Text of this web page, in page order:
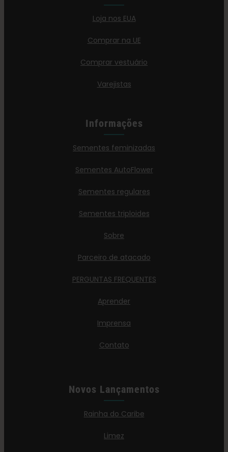
Loja nos EUA
Comprar na UE
Comprar vestuário
Varejistas
Informações
Sementes feminizadas
Sementes AutoFlower
Sementes regulares
Sementes triploides
Sobre
Parceiro de atacado
PERGUNTAS FREQUENTES
Aprender
Imprensa
Contato
Novos Lançamentos
Rainha do Caribe
Limez